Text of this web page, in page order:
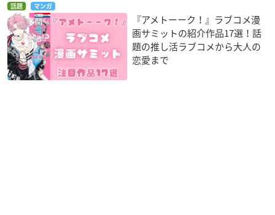
話題 マンガ
『アメトーーク！』ラブコメ漫
画サミットの紹介作品17選！話
題の推し活ラブコメから大人の
恋愛まで